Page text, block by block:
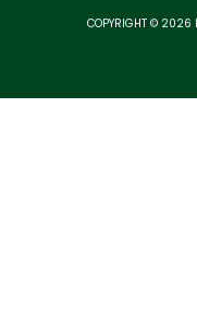
COPYRIGHT © 2026